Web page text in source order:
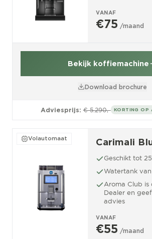
VANAF
€75 /maand
Bekijk koffiemachine
Download brochure
Adviesprijs: € 5.290,- KORTING OP
Volautomaat Carimali
Geschikt tot
Watertank
Aroma Club is
Dealer en
advies
VANAF
€55 /maand